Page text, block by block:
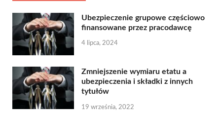
Ubezpieczenie grupowe częściowo
finansowane przez pracodawcę
4 lipca, 2024
Zmniejszenie wymiaru etatu a
ubezpieczenia i składki z innych
tytułów
19 września, 2022